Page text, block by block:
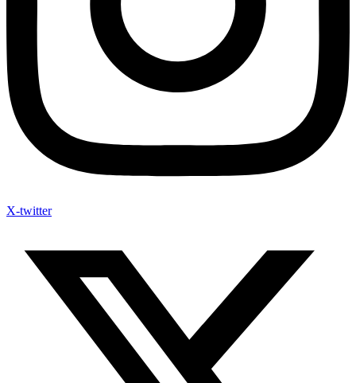
X-twitter